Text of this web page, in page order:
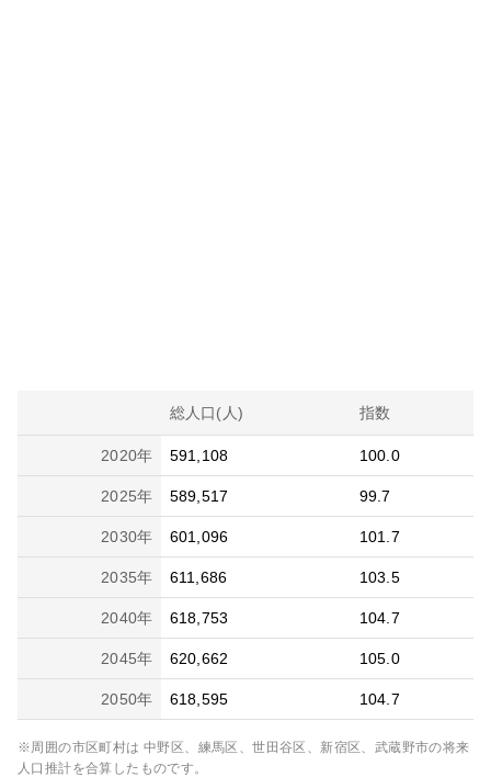
総人口(人) 指数
2020年 591,108 100.0
2025年 589,517 99.7
2030年 601,096 101.7
2035年 611,686 103.5
2040年 618,753 104.7
2045年 620,662 105.0
2050年 618,595 104.7
※周囲の市区町村は 中野区、練馬区、世田谷区、新宿区、武蔵野市の将来
人口推計を合算したものです。